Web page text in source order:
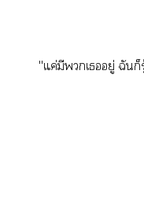
"แค่มีเอยู่ ฉัน